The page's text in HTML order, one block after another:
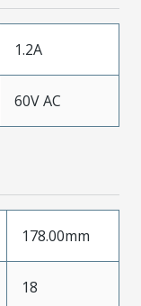
1.2A
60V AC
178.00mm
18